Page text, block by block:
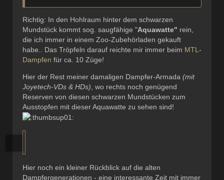
Richtig: In den Hohlraum hinter dem schwarzen
Mundstück kommt sog. saugfähige "Aquawatte" rein,
die ich immer in einem Zoo-Zubehörladen gekauft
habe.. Das Tröpfeln darauf reichte mir immer beim MTL -
Dampfen für ca. 10 Züge!
Hier der Rest meiner damaligen Dampfer-Armada (mit
Joyetech-VDs & HDs) , wo rechts noch genügend
Reserven von diesen schwarzen Mundstücken zum
Ausstopfen mit dieser Aquawatte zu sehen sind!
Hier noch ein kleiner Rückblick auf die alten
Dampfergenerationen - eine interessante Zeit mit immer